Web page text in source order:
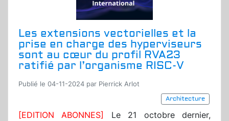
Les extensions vectorielles et la
prise en charge des hyperviseurs
sont au cœur du profil RVA23
ratifié par l’organisme RISC-V
Publié le 04-11-2024 par Pierrick Arlot
Architecture
[EDITION ABONNES] Le 21 octobre dernier,